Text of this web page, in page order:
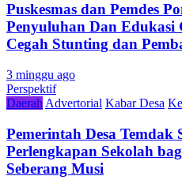
Puskesmas dan Pemdes
Penyuluhan Dan Edukasi
Cegah Stunting dan
3 minggu ago
Perspektif
Daerah Advertorial Kabar Desa
Pemerintah Desa
Perlengkapan Sekolah
Seberang Musi